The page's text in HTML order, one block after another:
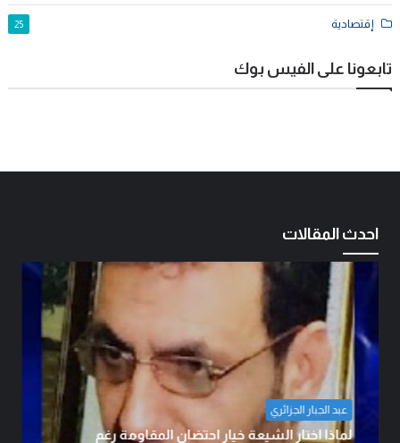
إقتصادية 25
تابعونا على الفيس بوك
احدث المقالات
د. محمود الهاشمي
العراق بين الأزمة وخيارات النجاة: كيف يمكن تحويل